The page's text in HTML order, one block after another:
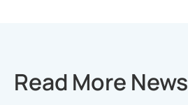
Read More News